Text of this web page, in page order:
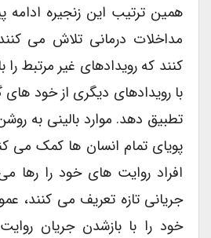
همین ترتیب این زنجیره ادامه
مداخلات درمانی تلاش می کنند
کنند که رویدادهای غیر مرتبط را
با رویدادهای دیگری از خود های
تطبیق دهد. موارد بالینی به
پویای تمام انسان ها کمک می
افراد روایت های خود را رها می
جریانی تازه تعریف می کنند،
خود را با بازشدن جریان